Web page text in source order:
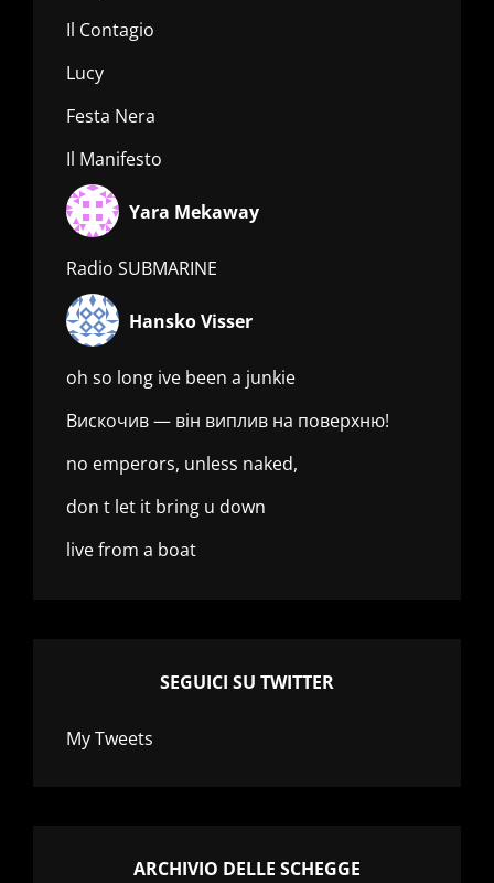
Il Contagio
Lucy
Festa Nera
Il Manifesto
Yara Mekaway
Radio SUBMARINE
Hansko Visser
oh so long ive been a junkie
Вискочив — він виплив на поверхню!
no emperors, unless naked,
don t let it bring u down
live from a boat
SEGUICI SU TWITTER
My Tweets
ARCHIVIO DELLE SCHEGGE